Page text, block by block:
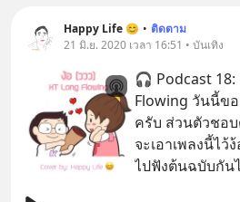
Happy Life 😊 • ติดตาม
21 มิ.ย. 2020 เวลา 16:51 • บันเทิง
🎧 Podcast 18:
Flowing วันนี้ขอมาแนววัยรุ่นหน่อย
ครับ ส่วนตัวชอบดน
จะเอาเพลงนี้ไว้ง้
ไปฟังต้นฉบับกัน
https://